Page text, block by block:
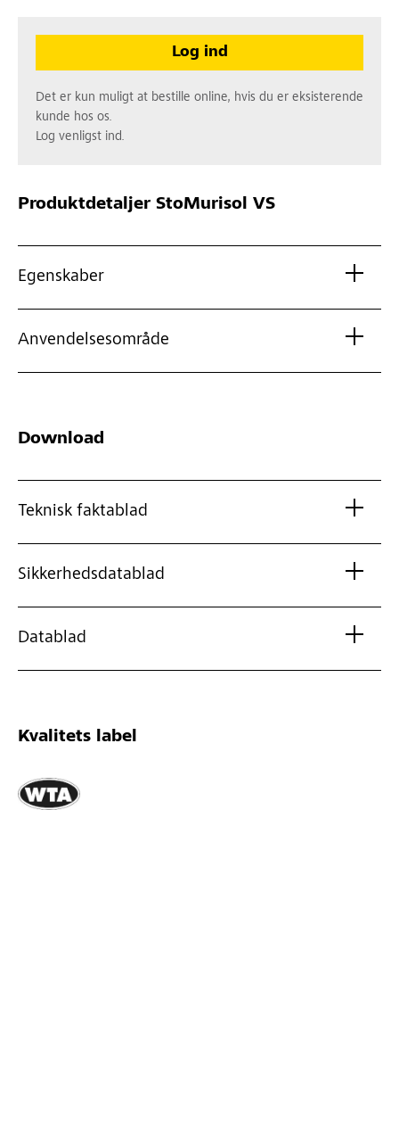
Log ind
Det er kun muligt at bestille online, hvis du er eksisterende
kunde hos os.
Log venligst ind.
Produktdetaljer StoMurisol VS
Egenskaber
Anvendelsesområde
Download
Teknisk faktablad
Sikkerhedsdatablad
Datablad
Kvalitets label